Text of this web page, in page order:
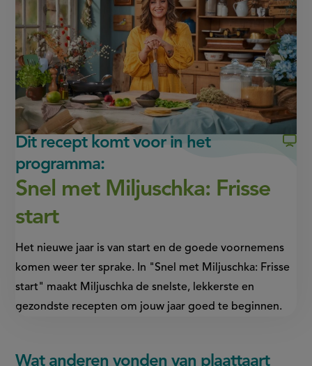
(opent
in
nieuw
venster,
externe
link)
(opent
in
nieuw
venster,
externe
link)
Dit recept komt voor in het
programma:
Snel met Miljuschka: Frisse
start
Het nieuwe jaar is van start en de goede voornemens
komen weer ter sprake. In "Snel met Miljuschka: Frisse
start" maakt Miljuschka de snelste, lekkerste en
gezondste recepten om jouw jaar goed te beginnen.
Wat anderen vonden van plaattaart